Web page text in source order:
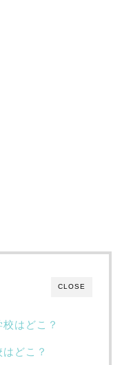
CLOSE
はどこ？
どこ？